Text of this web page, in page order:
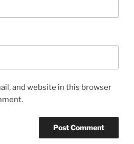
and website in this browser